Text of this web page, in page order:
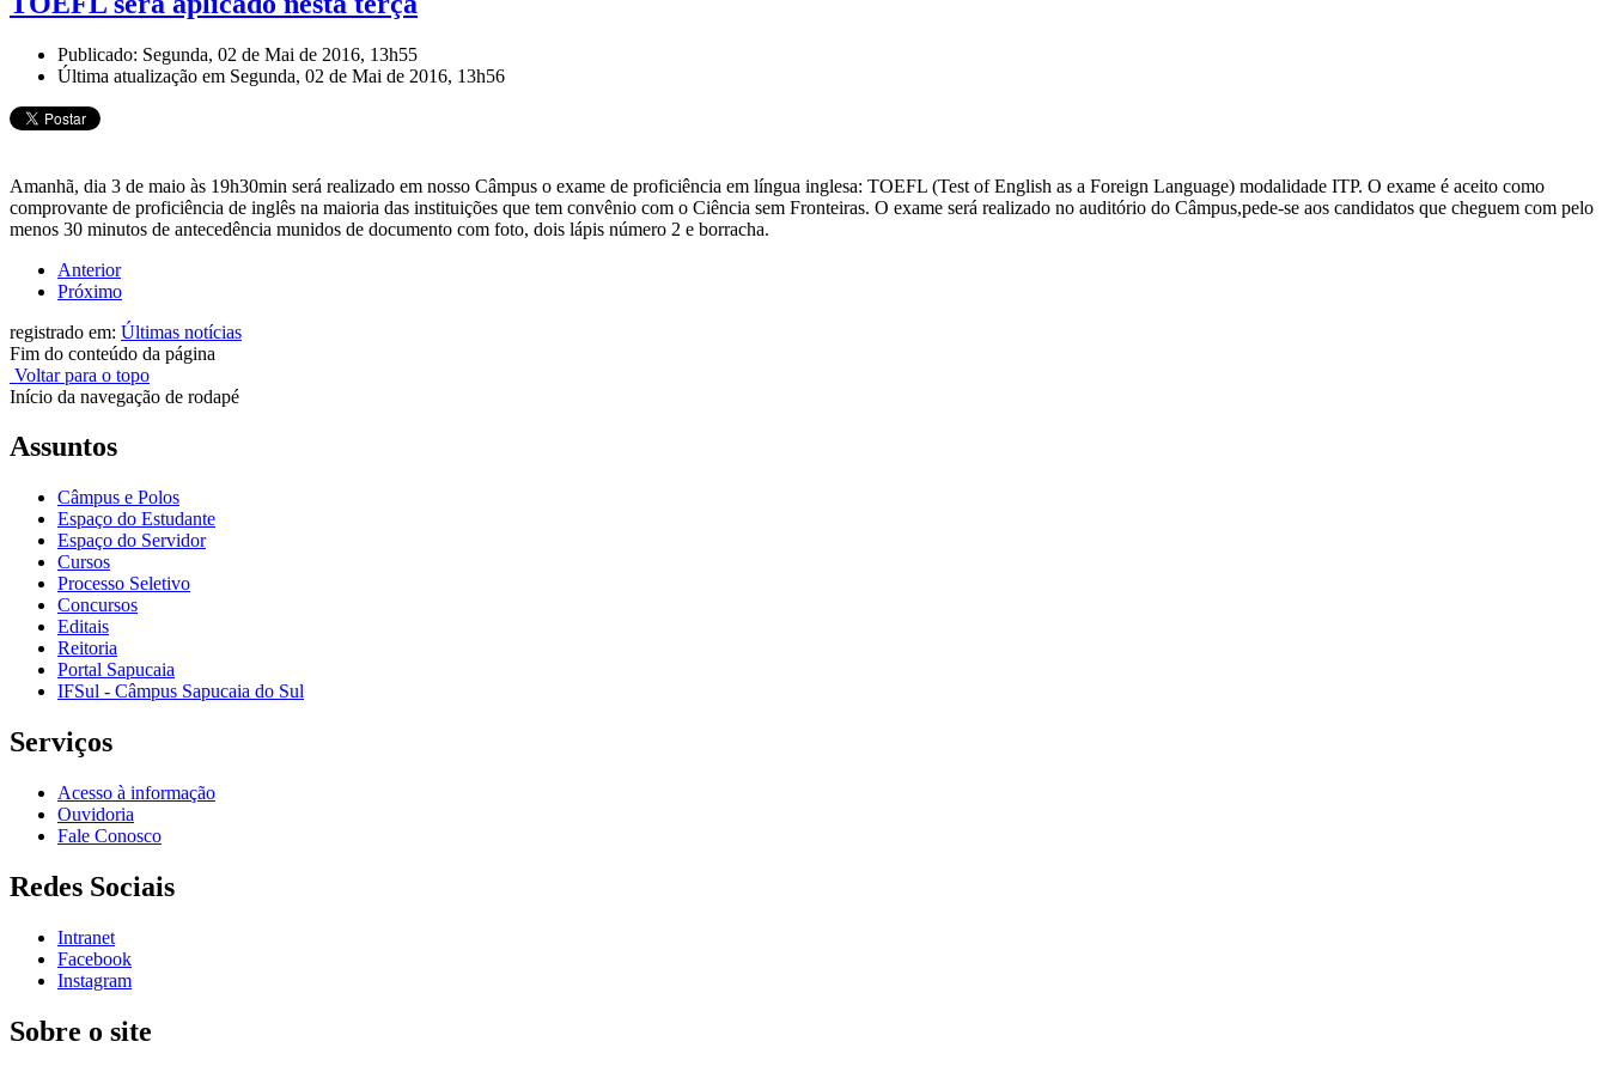
Publicado: Segunda, 02 de Mai de 2016, 13h55
Última atualização em Segunda, 02 de Mai de 2016, 13h56
Amanhã, dia 3 de maio às 19h30min será realizado em nosso Câmpus o exame de proficiência em língua inglesa: TOEFL (Test of English as a Foreign Language) modalidade ITP. O exame é aceito como
comprovante de proficiência de inglês na maioria das instituições que tem convênio com o Ciência sem Fronteiras. O exame será realizado no auditório do Câmpus,pede-se aos candidatos que cheguem com pelo
menos 30 minutos de antecedência munidos de documento com foto, dois lápis número 2 e borracha.
Anterior
Próximo
registrado em: Últimas notícias
Fim do conteúdo da página
Voltar para o topo
Início da navegação de rodapé
Assuntos
Câmpus e Polos
Espaço do Estudante
Espaço do Servidor
Cursos
Processo Seletivo
Concursos
Editais
Reitoria
Portal Sapucaia
IFSul - Câmpus Sapucaia do Sul
Serviços
Acesso à informação
Ouvidoria
Fale Conosco
Redes Sociais
Intranet
Facebook
Instagram
Sobre o site